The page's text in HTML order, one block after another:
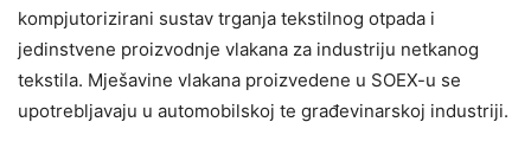
kompjutorizirani sustav trganja tekstilnog otpada i
jedinstvene proizvodnje vlakana za industriju netkanog
tekstila. Mješavine vlakana proizvedene u SOEX-u se
upotrebljavaju u automobilskoj te građevinarskoj industriji.